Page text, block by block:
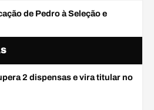
de Pedro à Seleção e
2 dispensas e vira titular no